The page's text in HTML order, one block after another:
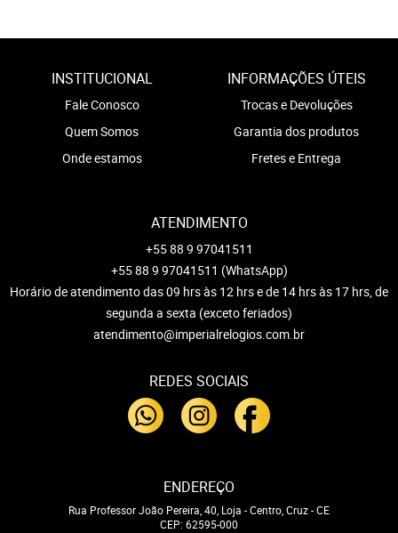
INSTITUCIONAL
Fale Conosco
Quem Somos
Onde estamos
INFORMAÇÕES ÚTEIS
Trocas e Devoluções
Garantia dos produtos
Fretes e Entrega
ATENDIMENTO
+55 88 9 97041511
+55 88 9 97041511 (WhatsApp)
Horário de atendimento das 09 hrs às 12 hrs e de 14 hrs às 17 hrs, de
segunda a sexta (exceto feriados)
atendimento@imperialrelogios.com.br
REDES SOCIAIS
ENDEREÇO
Rua Professor João Pereira, 40, Loja -Centro, Cruz-CE
CEP: 62595-000